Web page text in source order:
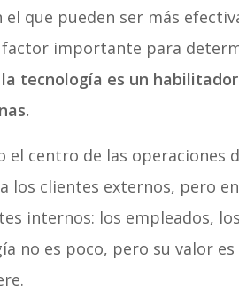
que pueden ser más
factor importante para
tecnología es un
el centro de las operaciones
los clientes externos, pero
internos: los empleados,
no es poco, pero su valor